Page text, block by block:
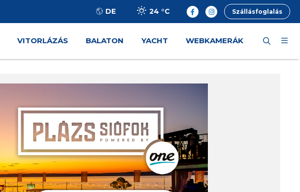
DE 24 °C Szállásfoglalás
VITORLÁZÁS BALATON YACHT WEBKAMERÁK